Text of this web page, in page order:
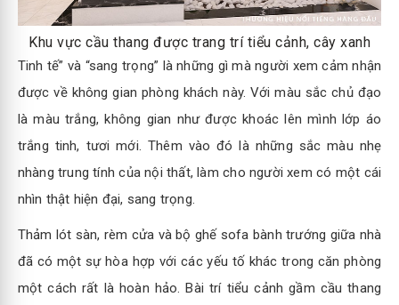
Khu vực cầu thang được trang trí tiểu cảnh, cây xanh
Tinh tế” và “sang trọng” là những gì mà người xem cảm nhận
được về không gian phòng khách này. Với màu sắc chủ đạo
là màu trắng, không gian như được khoác lên mình lớp áo
trắng tinh, tươi mới. Thêm vào đó là những sắc màu nhẹ
nhàng trung tính của nội thất, làm cho người xem có một cái
nhìn thật hiện đại, sang trọng.
Thảm lót sàn, rèm cửa và bộ ghế sofa bành trướng giữa nhà
đã có một sự hòa hợp với các yếu tố khác trong căn phòng
một cách rất là hoàn hảo. Bài trí tiểu cảnh gầm cầu thang